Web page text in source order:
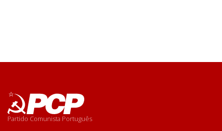
Partido Comunista Português